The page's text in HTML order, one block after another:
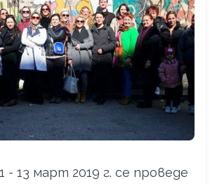
- 13 март 2019 г. се проведе